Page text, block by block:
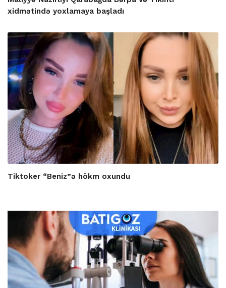
xidmətində yoxlamaya başladı
Tiktoker “Beniz”ə hökm oxundu